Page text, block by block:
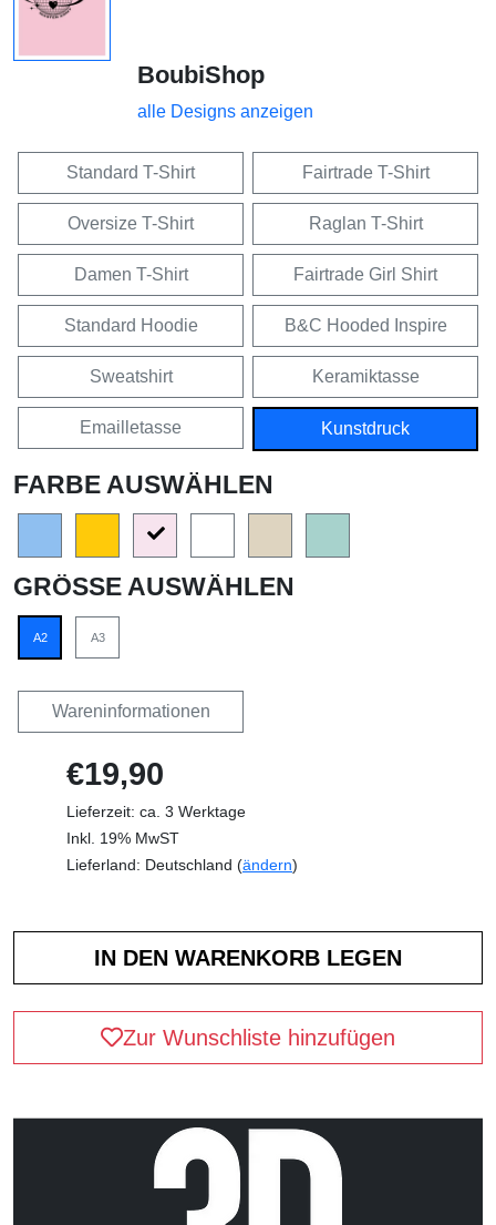
BoubiShop
alle Designs anzeigen
Standard T-Shirt Fairtrade T-Shirt
Oversize T-Shirt Raglan T-Shirt
Damen T-Shirt Fairtrade Girl Shirt
Standard Hoodie B&C Hooded Inspire
Sweatshirt Keramiktasse
Emailletasse Kunstdruck
FARBE AUSWÄHLEN
GRÖSSE AUSWÄHLEN
A2 A3
Wareninformationen
€19,90
Lieferzeit: ca. 3 Werktage
Inkl. 19% MwST
Lieferland: Deutschland (ändern)
Zur Wunschliste hinzufügen